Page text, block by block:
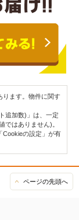
ります。物件に関す
追加数)」は、一定
ではありません)。
の設定」が有
ページの先頭へ